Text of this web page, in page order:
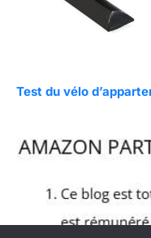
Test du vélo